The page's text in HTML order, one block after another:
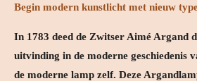
Begin modern kunstlicht met nieuw
In 1783 deed de Zwitser Aimé Argand
uitvinding in de moderne geschiedenis
de moderne lamp zelf. Deze